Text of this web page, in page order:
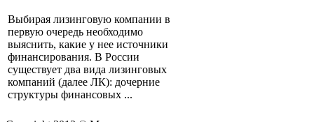
Выбирая лизинговую компании в
первую очередь необходимо
выяснить, какие у нее источники
финансирования. В России
существует два вида лизинговых
компаний (далее ЛК): дочерние
структуры финансовых ...